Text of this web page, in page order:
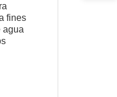
fines
agua